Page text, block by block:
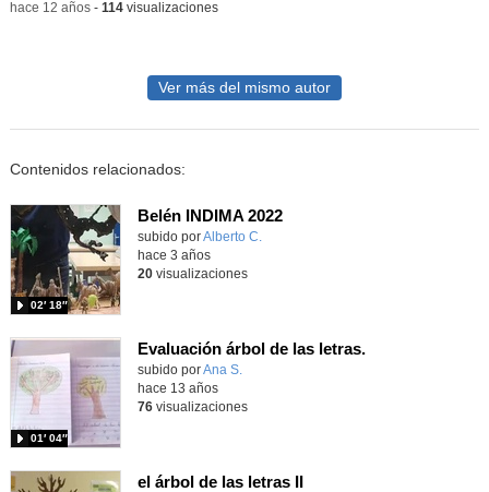
-hace 12 años- 114visualizaciones
Ver más del mismo autor
Contenidos relacionados:
Belén INDIMA 2022
subido porAlberto C.
02′ 18″
hace 3 años
20visualizaciones
Evaluación árbol de las letras.
subido porAna S.
01′ 04″
hace 13 años
76visualizaciones
el árbol de las letras II